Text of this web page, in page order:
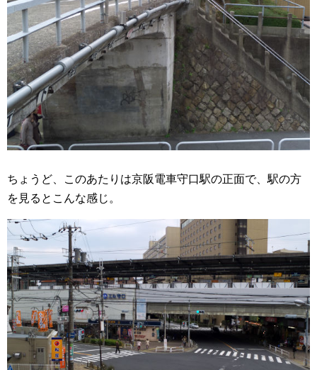
ちょうど、このあたりは京阪電車守口駅の正面で、駅の方
を見るとこんな感じ。